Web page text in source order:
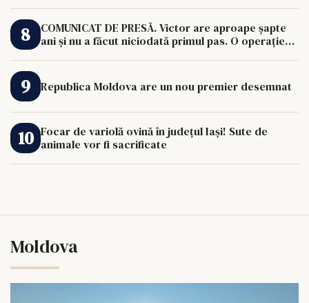
COMUNICAT DE PRESĂ. Victor are aproape șapte
ani și nu a făcut niciodată primul pas. O operație
Republica Moldova are un nou premier desemnat
Focar de variolă ovină în județul Iași! Sute de
animale vor fi sacrificate
Moldova